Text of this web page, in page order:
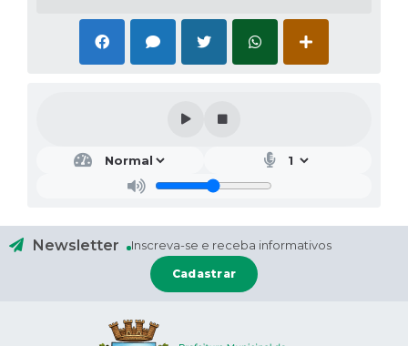
Newsletter Inscreva-se e receba informativos
Cadastrar